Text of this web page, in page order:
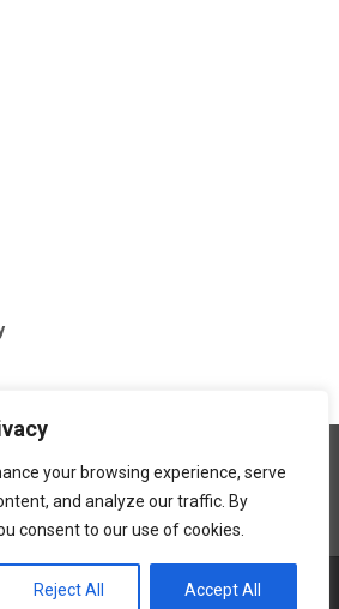
your browsing experience, serve
and analyze our traffic. By
consent to our use of cookies.
Reject All Accept All
© 2026The Untold Tips